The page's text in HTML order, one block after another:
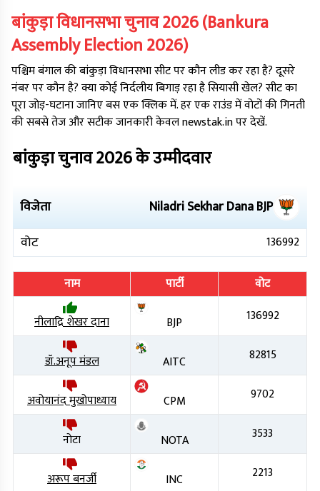
बांकुड़ाविधानसभा चुनाव2026(Bankura
Assembly Election2026)
पश्चिम बंगालकीबांकुड़ाविधानसभा सीट पर कौन लीड कर रहा है? दूसरे
नंबर पर कौन है? क्या कोई निर्दलीय बिगाड़ रहा है सियासी खेल? सीट का
पूरा जोड़-घटाना जानिए बस एक क्लिक में. हर एक राउंड में वोटों की गिनती
की सबसे तेज और सटीक जानकारी केवल newstak.in पर देखें.
बांकुड़ाचुनाव2026के उम्मीदवार
विजेता Niladri Sekhar DanaBJP
वोट
136992
नाम पार्टी
वोट
नीलाद्रि शेखर दाना
BJP 136992
डॉ.अनूप मंडल AITC 82815
अवोयानंद मुखोपाध्याय CPM 9702
नोटा NOTA 3533
अरूप बनर्जी INC 2213